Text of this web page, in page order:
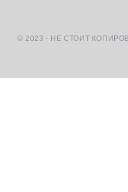
© 2023 - НЕ СТОИТ